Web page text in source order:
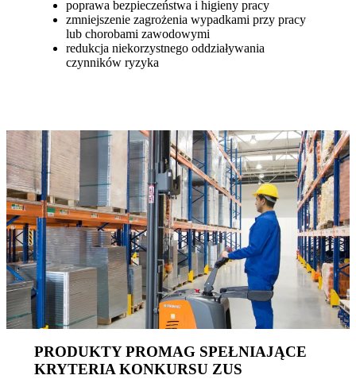
poprawa bezpieczeństwa i higieny pracy
zmniejszenie zagrożenia wypadkami przy pracy
lub chorobami zawodowymi
redukcja niekorzystnego oddziaływania
czynników ryzyka
PRODUKTY PROMAG SPEŁNIAJĄCE
KRYTERIA KONKURSU ZUS